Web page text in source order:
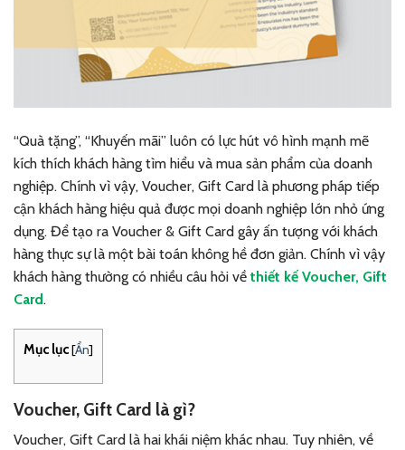
“Quà tặng”, “Khuyến mãi” luôn có lực hút vô hình mạnh mẽ
kích thích khách hàng tìm hiểu và mua sản phẩm của doanh
nghiệp. Chính vì vậy, Voucher, Gift Card là phương pháp tiếp
cận khách hàng hiệu quả được mọi doanh nghiệp lớn nhỏ ứng
dụng. Để tạo ra Voucher & Gift Card gây ấn tượng với khách
hàng thực sự là một bài toán không hề đơn giản. Chính vì vậy
khách hàng thường có nhiều câu hỏi về thiết kế Voucher, Gift
Card.
Mục lục[Ẩn]
Voucher, Gift Card là gì?
Voucher, Gift Card là hai khái niệm khác nhau. Tuy nhiên, về